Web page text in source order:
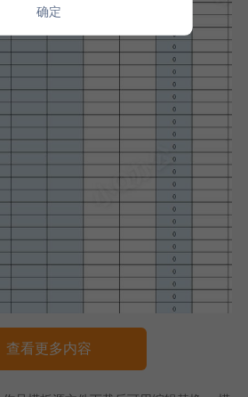
查看更多内容
确定